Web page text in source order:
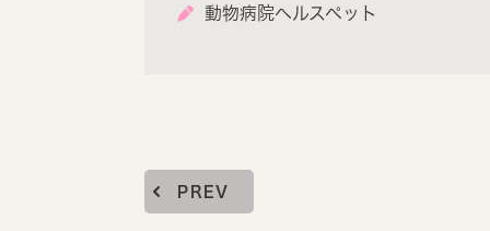
動物病院ヘルスペット
PREV